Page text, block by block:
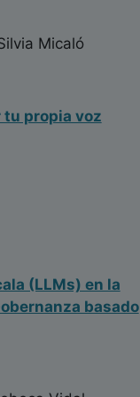
Micaló
tu propia voz
(LLMs) en la
basado